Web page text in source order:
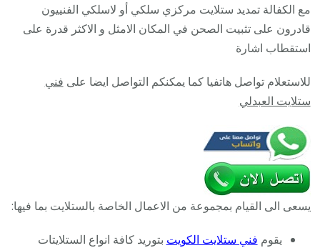
مع الكفالة تمديد ستلايت مركزي سلكي أو لاسلكي الفنييون
قادرون على تثبيت الصحن في المكان الامثل و الاكثر قدرة على
استقطاب اشارة
للاستعلام تواصل هاتفيا كما يمكنكم التواصل ايضا على فني
ستلايت العبدلي
يسعى الى القيام بمجموعة من الاعمال الخاصة بالستلايت بما فيها:
يقوم فني ستلايت الكويت بتوريد كافة انواع الستلايتات